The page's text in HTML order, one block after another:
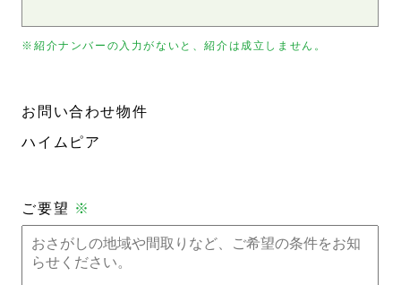
※紹介ナンバーの入力がないと、紹介は成立しません。
お問い合わせ物件
ハイムピア
ご要望 ※